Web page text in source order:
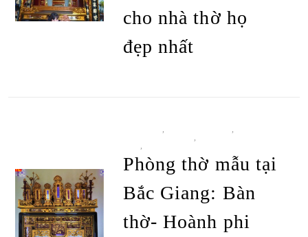
cho nhà thờ họ
đẹp nhất
, ,
,
,
Phòng thờ mẫu tại
Bắc Giang: Bàn
thờ- Hoành phi